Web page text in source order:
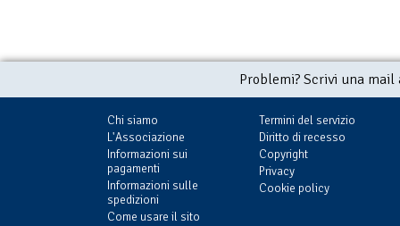
Problemi? Scrivi una
Chi siamo
L'Associazione
Informazioni sui
pagamenti
Informazioni sulle
spedizioni
Come usare il sito
Termini del servizio
Diritto di recesso
Copyright
Privacy
Cookie policy